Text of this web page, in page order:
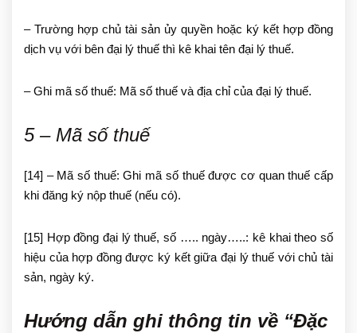
– Trường hợp chủ tài sản ủy quyền hoặc ký kết hợp đồng
dịch vụ với bên đại lý thuế thì kê khai tên đại lý thuế.
– Ghi mã số thuế: Mã số thuế và địa chỉ của đại lý thuế.
5 – Mã số thuế
[14] – Mã số thuế: Ghi mã số thuế được cơ quan thuế cấp
khi đăng ký nộp thuế (nếu có).
[15] Hợp đồng đại lý thuế, số ….. ngày…..: kê khai theo số
hiệu của hợp đồng được ký kết giữa đại lý thuế với chủ tài
sản, ngày ký.
Hướng dẫn ghi thông tin về “Đặc